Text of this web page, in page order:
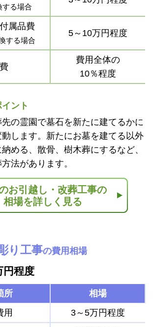
る場合
属品費
する場合
5～10万円程度
費用全体の
10％程度
ント
の霊園で墓石を新たに建てるかに
します。新たにお墓を建てる以外
める、散骨、樹木葬にするなど、
法があります。
お引越し・改葬工事の
相場を詳しく見る
り工事の費用相場
円程度
所
相場
用
3～5万円程度